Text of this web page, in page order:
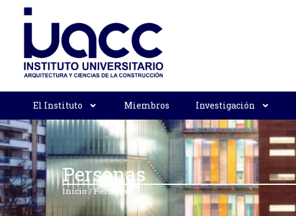
El Instituto Miembros Investigación
Personas
Inicio/Personas